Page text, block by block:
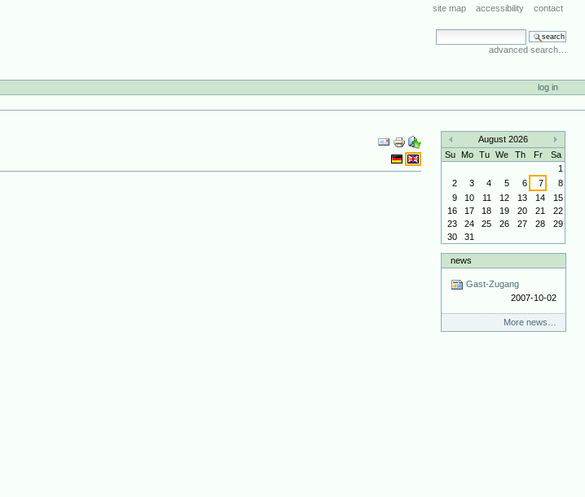
site map accessibility contact
search site
advanced search…
log in
Document
Actions
«
August 2026
»
Su Mo Tu We Th Fr
Sa
1
2
3 4 5 6 7
8
9
10 11 12 13 14
15
16
17 18 19 20 21
22
23
24 25 26 27 28
29
30
31
news
Gast-Zugang
2007-10-02
More news…